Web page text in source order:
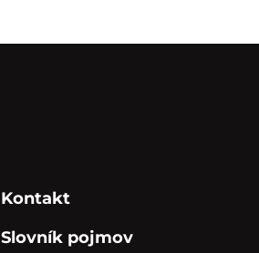
Kontakt
Slovník pojmov